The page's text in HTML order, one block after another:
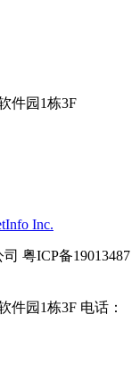
件园1栋3F
Inc.
粤ICP备19013487
件园1栋3F 电话：